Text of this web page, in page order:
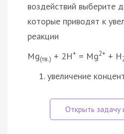
воздействий выберите
которые приводят к
реакции
Mg(тв.) + 2H+ = Mg2+ + Н
увеличение